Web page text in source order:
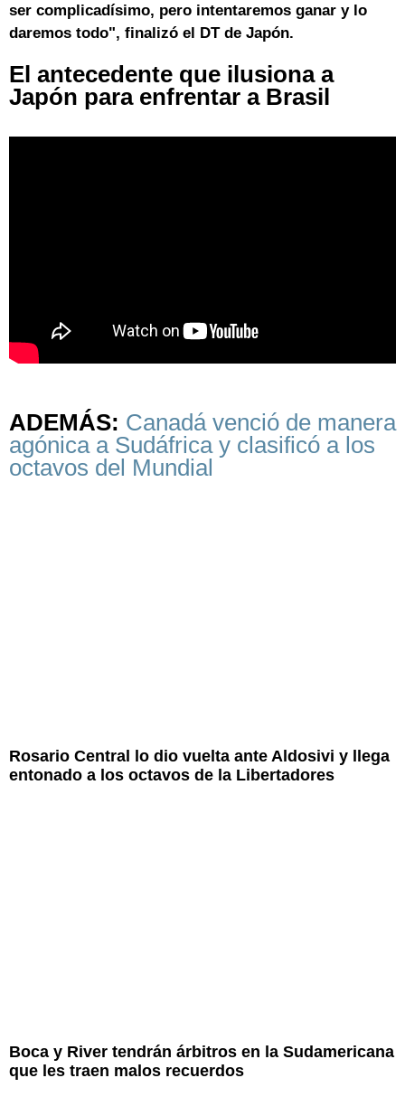
ser complicadísimo, pero intentaremos ganar y lo
daremos todo", finalizó el DT de Japón.
El antecedente que ilusiona a
Japón para enfrentar a Brasil
ADEMÁS: Canadá venció de manera
agónica a Sudáfrica y clasificó a los
octavos del Mundial
Rosario Central lo dio vuelta ante Aldosivi y llega
entonado a los octavos de la Libertadores
Boca y River tendrán árbitros en la Sudamericana
que les traen malos recuerdos